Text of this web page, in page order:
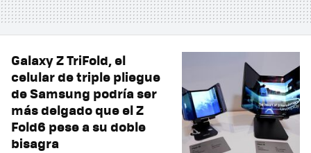
Galaxy Z TriFold, el
celular de triple pliegue
de Samsung podría ser
más delgado que el Z
Fold6 pese a su doble
bisagra